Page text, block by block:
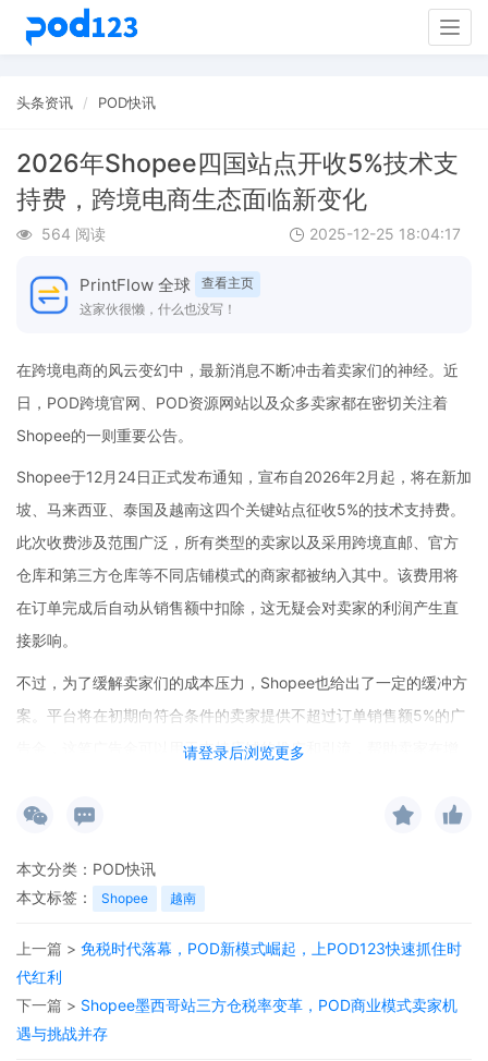
头条资讯 POD快讯
2026年Shopee四国站点开收5%技术支
持费，跨境电商生态面临新变化
564 阅读 2025-12-25 18:04:17
PrintFlow 全球
查看主页
这家伙很懒，什么也没写！
请登录后浏览更多
在跨境电商的风云变幻中，最新消息不断冲击着卖家们的神经。近
日，POD跨境官网、POD资源网站以及众多卖家都在密切关注着
Shopee的一则重要公告。
Shopee于12月24日正式发布通知，宣布自2026年2月起，将在新加
坡、马来西亚、泰国及越南这四个关键站点征收5%的技术支持费。
此次收费涉及范围广泛，所有类型的卖家以及采用跨境直邮、官方
仓库和第三方仓库等不同店铺模式的商家都被纳入其中。该费用将
在订单完成后自动从销售额中扣除，这无疑会对卖家的利润产生直
接影响。
不过，为了缓解卖家们的成本压力，Shopee也给出了一定的缓冲方
案。平台将在初期向符合条件的卖家提供不超过订单销售额5%的广
告金，这笔广告金可以用于支持店铺的推广和引流，帮助卖家在增
需要注意的是，此费用仅针对生效后生成的订单。如果在订单完成
费，而订单完成后出现的退款则不会退还已扣除的费用。卖家们可
情况。
对于跨境电商从业者来说，及时掌握跨境最新动态至关重要。此次
Shopee四国站点征收技术支持费的举措，无疑是跨境电商领域的一
本文分类： POD快讯
本文标签：
Shopee 越南
上一篇 > 免税时代落幕，POD新模式崛起，上POD123快速抓住时
代红利
下一篇 > Shopee墨西哥站三方仓税率变革，POD商业模式卖家机
遇与挑战并存